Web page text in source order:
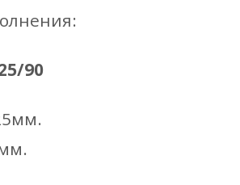
90